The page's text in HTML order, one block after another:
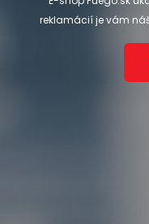
reklamácií je vám